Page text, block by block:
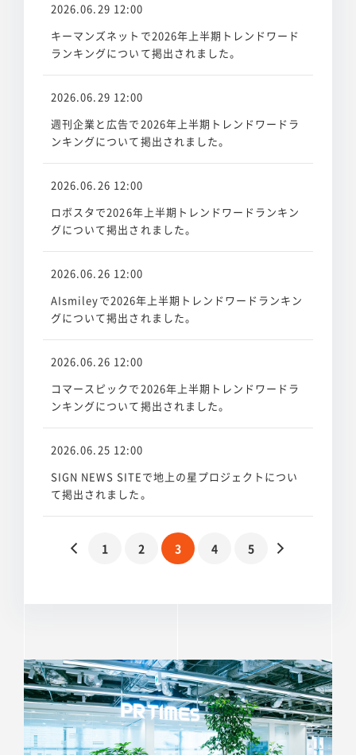
2026.06.29 12:00
キーマンズネットで2026年上半期トレンドワード
ランキングについて掲出されました。
2026.06.29 12:00
週刊企業と広告で2026年上半期トレンドワードラ
ンキングについて掲出されました。
2026.06.26 12:00
ロボスタで2026年上半期トレンドワードランキン
グについて掲出されました。
2026.06.26 12:00
AIsmileyで2026年上半期トレンドワードランキン
グについて掲出されました。
2026.06.26 12:00
コマースピックで2026年上半期トレンドワードラ
ンキングについて掲出されました。
2026.06.25 12:00
SIGN NEWS SITEで地上の星プロジェクトについ
て掲出されました。
1 2 3 4 5